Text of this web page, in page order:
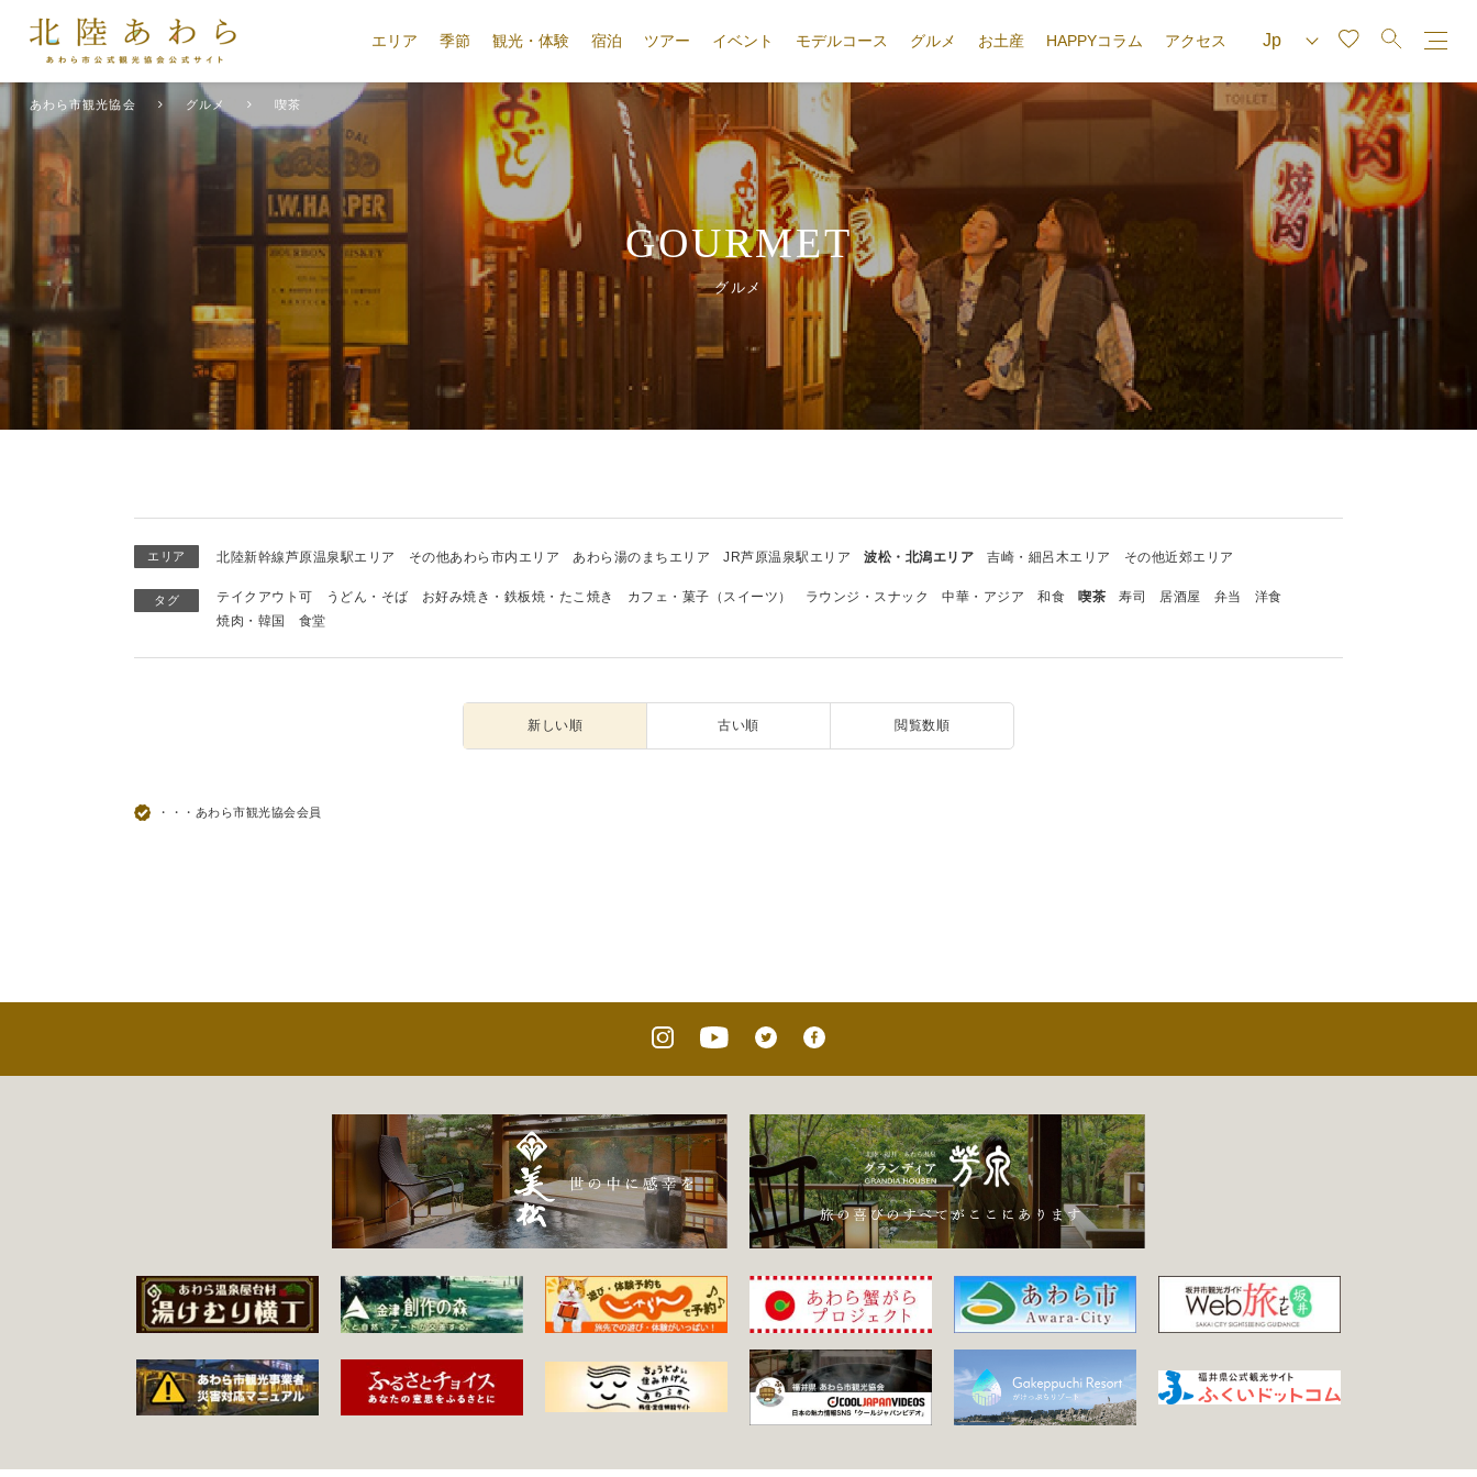
エリア 季節 観光・体験 宿泊 ツアー イベント モデルコース グルメ お土産 HAPPYコラム アクセス
あわら市観光協会 グルメ 喫茶
GOURMET
グルメ
エリア 北陸新幹線芦原温泉駅エリア その他あわら市内エリア あわら湯のまちエリア JR芦原温泉駅エリア 波松・北潟エリア 吉崎・細呂木エリア その他近郊エリア
タグ テイクアウト可 うどん・そば お好み焼き・鉄板焼・たこ焼き カフェ・菓子（スイーツ） ラウンジ・スナック 中華・アジア 和食 喫茶 寿司 居酒屋 弁当
洋食
焼肉・韓国
食堂
新しい順 古い順 閲覧数順
・・・あわら市観光協会会員